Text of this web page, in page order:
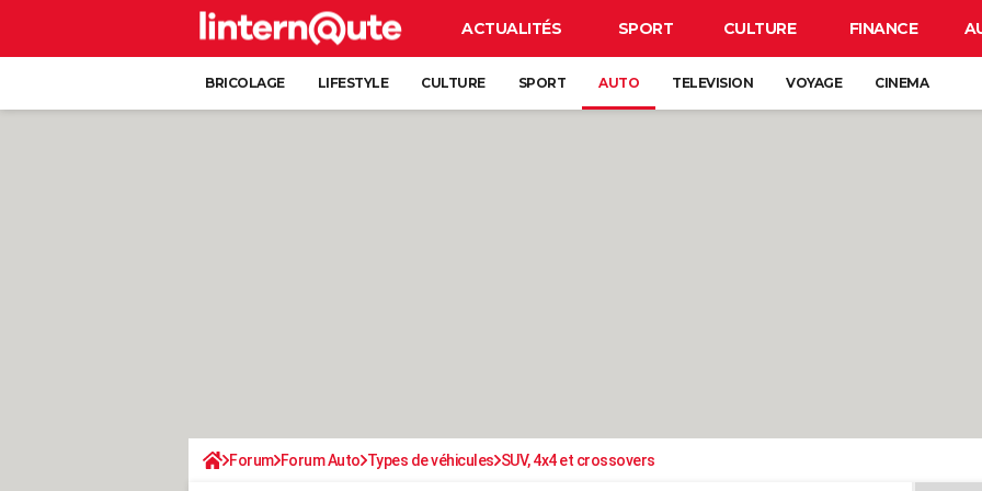
ACTUALITÉS SPORT CULTURE FINANCE
BRICOLAGE LIFESTYLE CULTURE SPORT AUTO TELEVISION VOYAGE CINEMA
Forum Forum Auto Types de véhicules SUV, 4x4 et crossovers